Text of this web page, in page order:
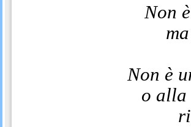
Non
Non è
o alla